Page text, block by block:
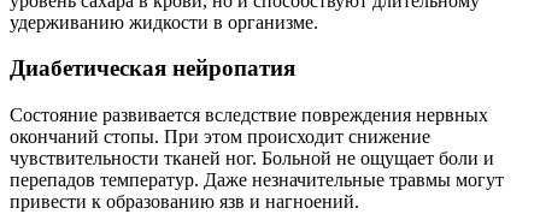
удерживанию жидкости в организме.
Диабетическая нейропатия
Состояние развивается вследствие повреждения нервных
окончаний стопы. При этом происходит снижение
чувствительности тканей ног. Больной не ощущает боли и
перепадов температур. Даже незначительные травмы могут
привести к образованию язв и нагноений.